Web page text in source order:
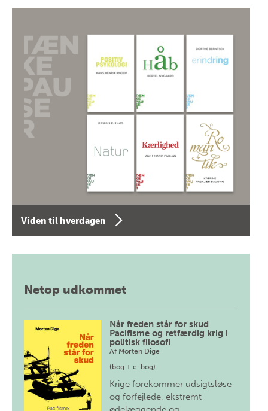
Viden til hverdagen
Netop udkommet
Når freden står for skud
Pacifisme og retfærdig krig i
politisk filosofi
Af Morten Dige
(bog + e-bog)
Krige forekommer udsigtsløse
og forfejlede, ekstremt